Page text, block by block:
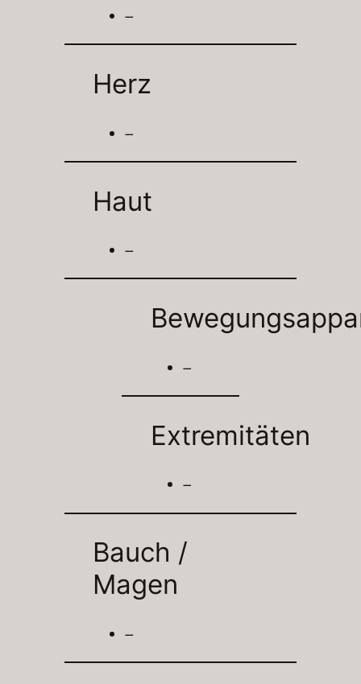
–
Herz
–
Haut
–
–
Extremitäten
–
Bauch /
Magen
–